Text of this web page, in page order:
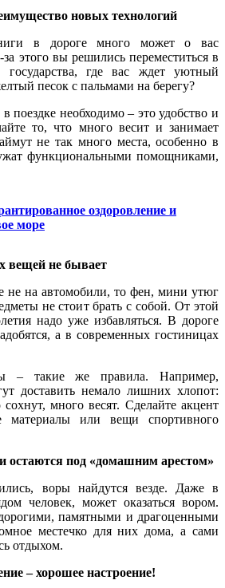
новых технологий
в дороге много может о вас
за этого вы решились переместиться в
государства, где вас ждет уютный
песок с пальмами на берегу?
поездке необходимо – это удобство и
то, что много весит и занимает
не так много места, особенно в
функциональными помощниками,
оздоровление и
море
вещей не бывает
не на автомобили, то фен, мини утюг
не стоит брать с собой. От этой
надо уже избавляться. В дороге
а в современных гостиницах
– такие же правила. Например,
доставить немало лишних хлопот:
сохнут, много весят. Сделайте акцент
материалы или вещи спортивного
остаются под «домашним арестом»
воры найдутся везде. Даже в
человек, может оказаться вором.
памятными и драгоценными
местечко для них дома, а сами
отдыхом.
– хорошее настроение!